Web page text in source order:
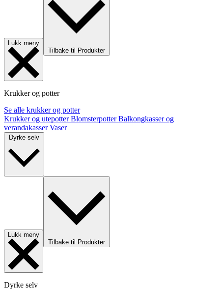
Lukk meny
Tilbake til Produkter
Krukker og potter
Se alle krukker og potter
Krukker og utepotterBlomsterpotterBalkongkasser og
verandakasserVaser
Lukk meny
Tilbake til Produkter
Dyrke selv